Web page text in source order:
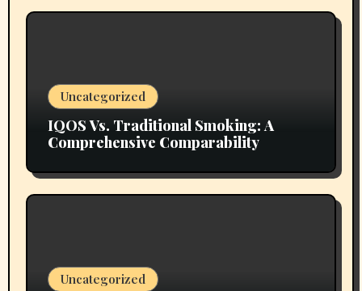
Uncategorized
IQOS Vs. Traditional Smoking: A
Comprehensive Comparability
Uncategorized